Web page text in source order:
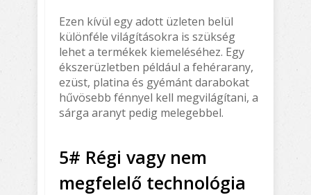
Ezen kívül egy adott üzleten belül
különféle világításokra is szükség
lehet a termékek kiemeléséhez. Egy
ékszerüzletben például a fehérarany,
ezüst, platina és gyémánt darabokat
hűvösebb fénnyel kell megvilágítani, a
sárga aranyt pedig melegebbel.
5# Régi vagy nem
megfelelő technológia